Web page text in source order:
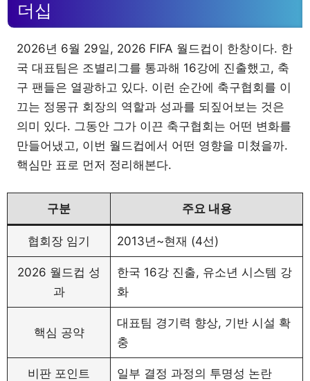
더십
2026년 6월 29일, 2026 FIFA 월드컵이 한창이다. 한
국 대표팀은 조별리그를 통과해 16강에 진출했고, 축
구 팬들은 열광하고 있다. 이런 순간에 축구협회를 이
끄는 정몽규 회장의 역할과 성과를 되짚어보는 것은
의미 있다. 그동안 그가 이끈 축구협회는 어떤 변화를
만들어냈고, 이번 월드컵에서 어떤 영향을 미쳤을까.
핵심만 표로 먼저 정리해본다.
구분 주요 내용
협회장 임기 2013년~현재 (4선)
2026 월드컵 성
과
한국 16강 진출, 유소년 시스템 강
화
핵심 공약
대표팀 경기력 향상, 기반 시설 확
충
비판 포인트 일부 결정 과정의 투명성 논란